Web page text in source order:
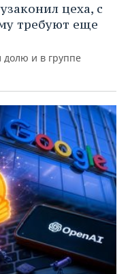
цеха, с
требуют еще
долю и в группе